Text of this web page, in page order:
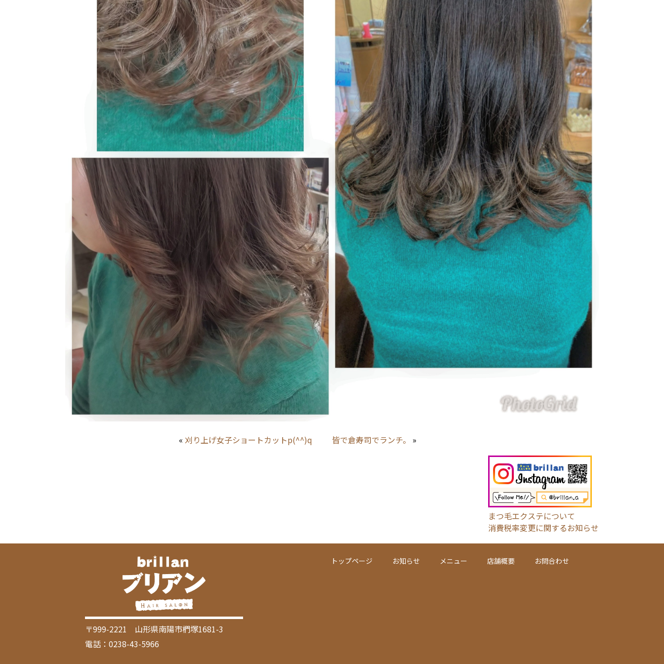
« 刈り上げ女子ショートカットp(^^)q 皆で倉寿司でランチ。 »
まつ毛エクステについて
消費税率変更に関するお知らせ
〒999-2221 山形県南陽市椚塚1681-3
電話：0238-43-5966
トップページ お知らせ メニュー 店舗概要 お問合わせ